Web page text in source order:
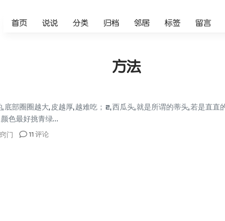
首页 说说 分类 归档 邻居 标签 留言
方法
底部圈圈越大,皮越厚,越难吃； 2,西瓜头,就是所谓的蒂头,若是直直
色最好挑青绿...
门 11 评论